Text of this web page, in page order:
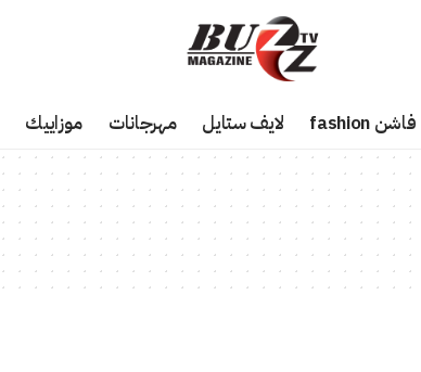
فاشن fashion لايف ستايل مهرجانات موزاييك